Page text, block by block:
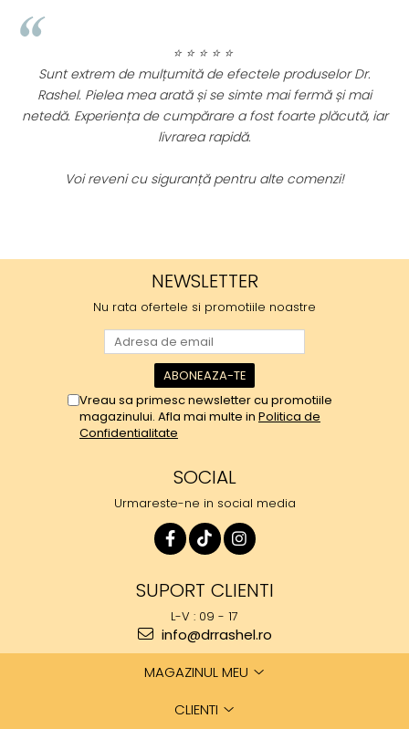
⭐ ⭐ ⭐ ⭐ ⭐
Sunt extrem de mulțumită de efectele produselor Dr.
Rashel. Pielea mea arată și se simte mai fermă și mai
netedă. Experiența de cumpărare a fost foarte plăcută, iar
livrarea rapidă.
Voi reveni cu siguranță pentru alte comenzi!
NEWSLETTER
Nu rata ofertele si promotiile noastre
Vreau sa primesc newsletter cu promotiile
magazinului. Afla mai multe in Politica de
Confidentialitate
SOCIAL
Urmareste-ne in social media
SUPORT CLIENTI
L-V : 09 - 17
info@drrashel.ro
MAGAZINUL MEU
CLIENTI